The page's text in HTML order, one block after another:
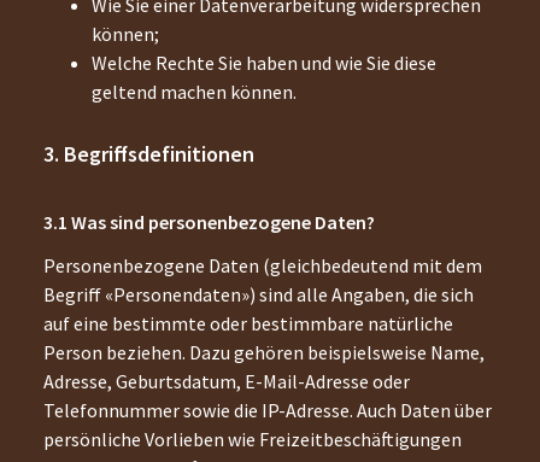
können;
Welche Rechte Sie haben und wie Sie diese
geltend machen können.
Begriffsdefinitionen
Was sind personenbezogene Daten?
Personenbezogene Daten (gleichbedeutend mit dem
Begriff «Personendaten») sind alle Angaben, die sich
auf eine bestimmte oder bestimmbare natürliche
Person beziehen. Dazu gehören beispielsweise Name,
Adresse, Geburtsdatum, E-Mail-Adresse oder
Telefonnummer sowie die IP-Adresse. Auch Daten über
persönliche Vorlieben wie Freizeitbeschäftigungen